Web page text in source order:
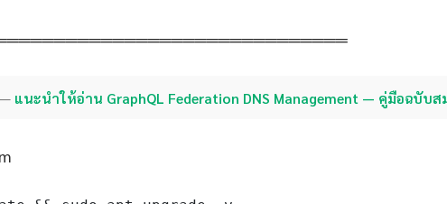
แนะนำให้อ่าน GraphQL Federation DNS Management — คู่มือฉบับ